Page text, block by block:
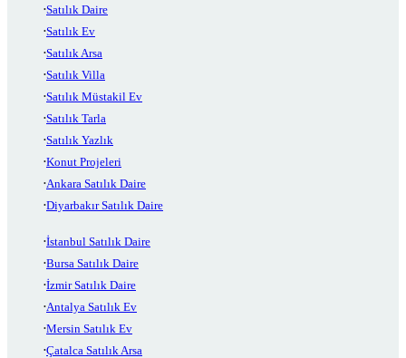
Satılık Daire
Satılık Ev
Satılık Arsa
Satılık Villa
Satılık Müstakil Ev
Satılık Tarla
Satılık Yazlık
Konut Projeleri
Ankara Satılık Daire
Diyarbakır Satılık Daire
İstanbul Satılık Daire
Bursa Satılık Daire
İzmir Satılık Daire
Antalya Satılık Ev
Mersin Satılık Ev
Çatalca Satılık Arsa